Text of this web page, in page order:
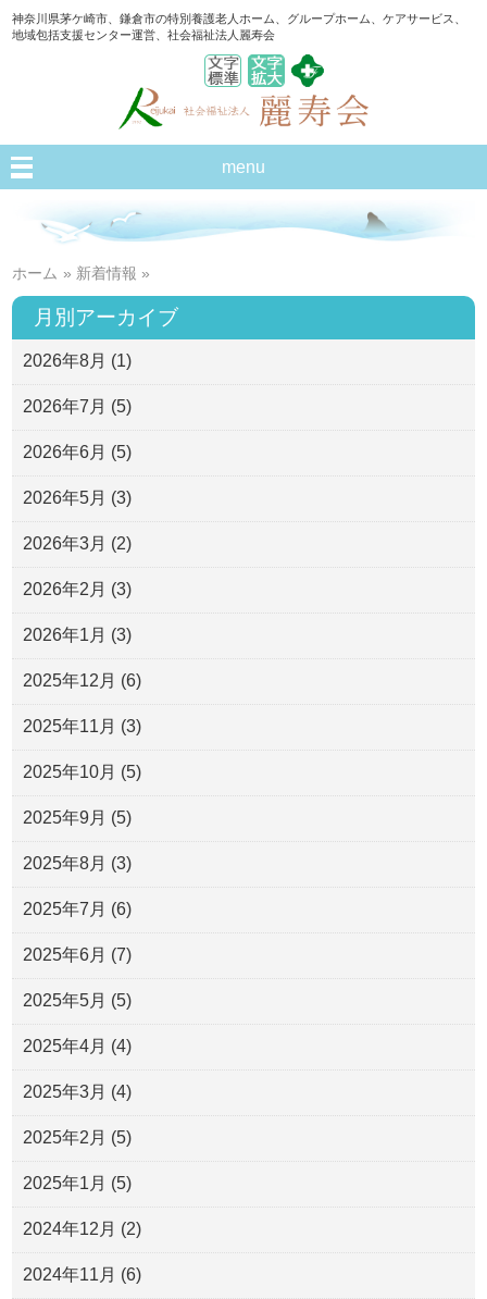
神奈川県茅ケ崎市、鎌倉市の特別養護老人ホーム、グループホーム、ケアサービス、
地域包括支援センター運営、社会福祉法人麗寿会
menu
ホーム » 新着情報 »
月別アーカイブ
2026年8月 (1)
2026年7月 (5)
2026年6月 (5)
2026年5月 (3)
2026年3月 (2)
2026年2月 (3)
2026年1月 (3)
2025年12月 (6)
2025年11月 (3)
2025年10月 (5)
2025年9月 (5)
2025年8月 (3)
2025年7月 (6)
2025年6月 (7)
2025年5月 (5)
2025年4月 (4)
2025年3月 (4)
2025年2月 (5)
2025年1月 (5)
2024年12月 (2)
2024年11月 (6)